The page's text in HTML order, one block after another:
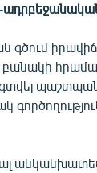
բանակի